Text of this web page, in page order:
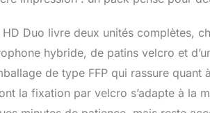
Duo livre deux unités complètes,
hybride, de patins velcro et
de type FFP qui rassure
la fixation par velcro s’adapte à la